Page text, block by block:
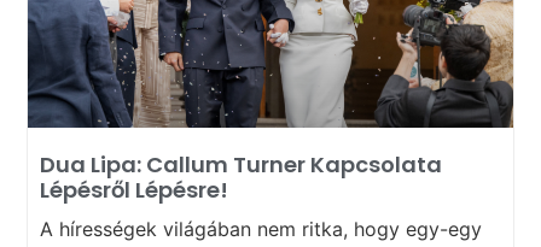
Dua Lipa: Callum Turner Kapcsolata
Lépésről Lépésre!
A hírességek világában nem ritka, hogy egy-egy